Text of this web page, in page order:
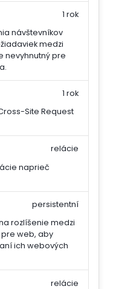
návštevníkov
medzi
nevyhnutný pre
1 rok
Site Request
1 rok
naprieč
relácie
rozlíšenie medzi
web, aby
ich webových
persistentní
relácie